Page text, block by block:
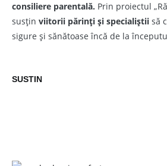
consiliere parentală. Prin proiectul
susțin viitorii părinți și specialiștii să
sigure și sănătoase încă de la
SUSTIN